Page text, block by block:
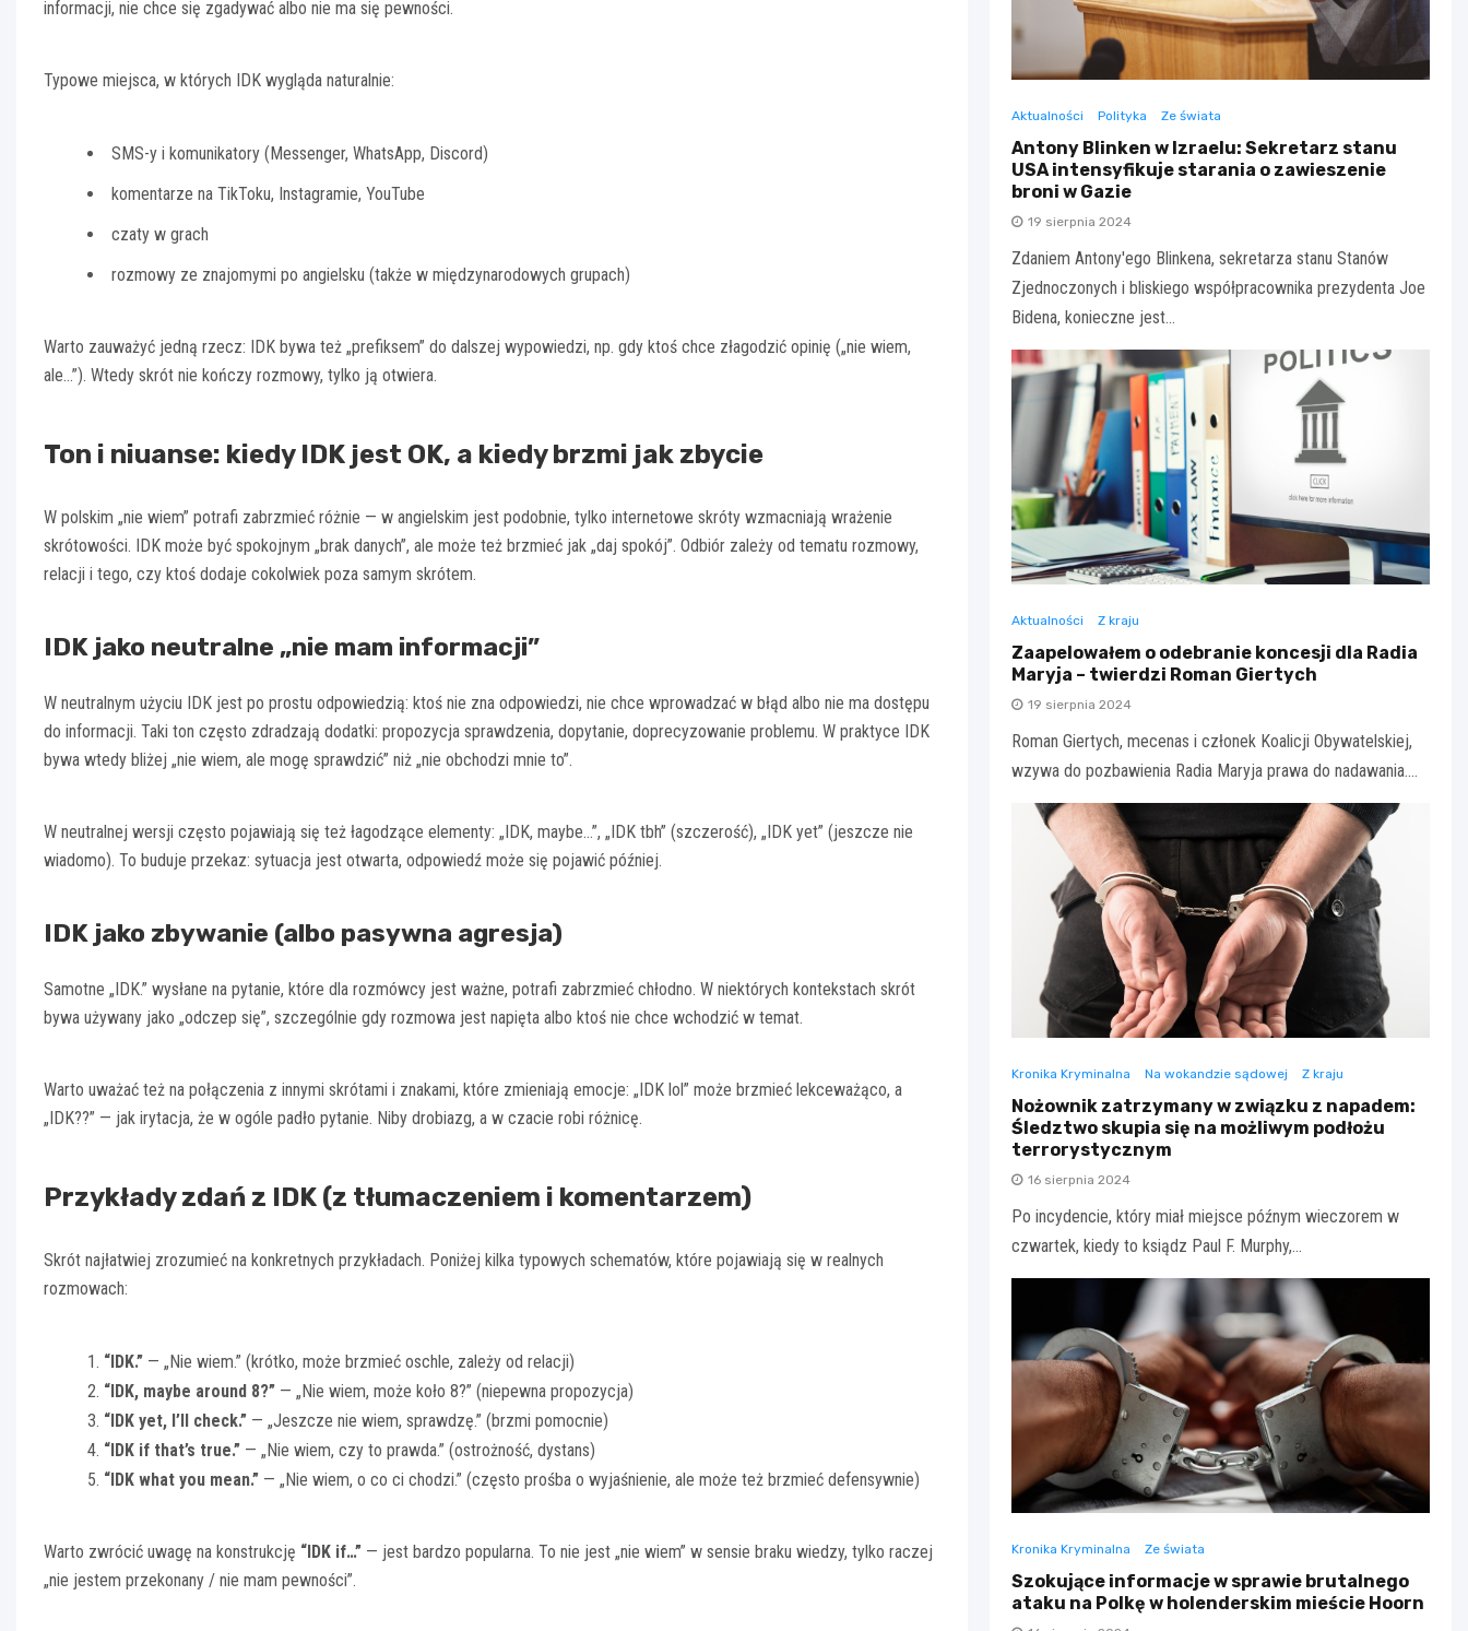
informacji, nie chce się zgadywać albo nie ma się pewności.
Typowe miejsca, w których IDK wygląda naturalnie:
SMS-y i komunikatory (Messenger, WhatsApp, Discord)
komentarze na TikToku, Instagramie, YouTube
czaty w grach
rozmowy ze znajomymi po angielsku (także w międzynarodowych grupach)
Warto zauważyć jedną rzecz: IDK bywa też „prefiksem” do dalszej wypowiedzi, np. gdy ktoś chce złagodzić opinię („nie wiem,
ale…”). Wtedy skrót nie kończy rozmowy, tylko ją otwiera.
Ton i niuanse: kiedy IDK jest OK, a kiedy brzmi jak zbycie
W polskim „nie wiem” potrafi zabrzmieć różnie — w angielskim jest podobnie, tylko internetowe skróty wzmacniają wrażenie
skrótowości. IDK może być spokojnym „brak danych”, ale może też brzmieć jak „daj spokój”. Odbiór zależy od tematu rozmowy,
relacji i tego, czy ktoś dodaje cokolwiek poza samym skrótem.
IDK jako neutralne „nie mam informacji”
W neutralnym użyciu IDK jest po prostu odpowiedzią: ktoś nie zna odpowiedzi, nie chce wprowadzać w błąd albo nie ma dostępu
do informacji. Taki ton często zdradzają dodatki: propozycja sprawdzenia, dopytanie, doprecyzowanie problemu. W praktyce IDK
bywa wtedy bliżej „nie wiem, ale mogę sprawdzić” niż „nie obchodzi mnie to”.
W neutralnej wersji często pojawiają się też łagodzące elementy: „IDK, maybe…”, „IDK tbh” (szczerość), „IDK yet” (jeszcze nie
wiadomo). To buduje przekaz: sytuacja jest otwarta, odpowiedź może się pojawić później.
IDK jako zbywanie (albo pasywna agresja)
Samotne „IDK.” wysłane na pytanie, które dla rozmówcy jest ważne, potrafi zabrzmieć chłodno. W niektórych kontekstach skrót
bywa używany jako „odczep się”, szczególnie gdy rozmowa jest napięta albo ktoś nie chce wchodzić w temat.
Warto uważać też na połączenia z innymi skrótami i znakami, które zmieniają emocje: „IDK lol” może brzmieć lekceważąco, a
„IDK??” — jak irytacja, że w ogóle padło pytanie. Niby drobiazg, a w czacie robi różnicę.
Przykłady zdań z IDK (z tłumaczeniem i komentarzem)
Skrót najłatwiej zrozumieć na konkretnych przykładach. Poniżej kilka typowych schematów, które pojawiają się w realnych
rozmowach:
“IDK.” — „Nie wiem.” (krótko, może brzmieć oschle, zależy od relacji)
“IDK, maybe around 8?” — „Nie wiem, może koło 8?” (niepewna propozycja)
“IDK yet, I’ll check.” — „Jeszcze nie wiem, sprawdzę.” (brzmi pomocnie)
“IDK if that’s true.” — „Nie wiem, czy to prawda.” (ostrożność, dystans)
“IDK what you mean.” — „Nie wiem, o co ci chodzi.” (często prośba o wyjaśnienie, ale może też brzmieć defensywnie)
Warto zwrócić uwagę na konstrukcję “IDK if…” — jest bardzo popularna. To nie jest „nie wiem” w sensie braku wiedzy, tylko raczej
„nie jestem przekonany / nie mam pewności”.
Aktualności Polityka Ze świata
Antony Blinken w Izraelu: Sekretarz stanu
USA intensyfikuje starania o zawieszenie
broni w Gazie
19 sierpnia 2024
Zdaniem Antony'ego Blinkena, sekretarza stanu Stanów
Zjednoczonych i bliskiego współpracownika prezydenta Joe
Bidena, konieczne jest…
Aktualności Z kraju
Zaapelowałem o odebranie koncesji dla Radia
Maryja – twierdzi Roman Giertych
19 sierpnia 2024
Roman Giertych, mecenas i członek Koalicji Obywatelskiej,
wzywa do pozbawienia Radia Maryja prawa do nadawania.…
Kronika Kryminalna Na wokandzie sądowej Z kraju
Nożownik zatrzymany w związku z napadem:
Śledztwo skupia się na możliwym podłożu
terrorystycznym
16 sierpnia 2024
Po incydencie, który miał miejsce późnym wieczorem w
czwartek, kiedy to ksiądz Paul F. Murphy,…
Kronika Kryminalna Ze świata
Szokujące informacje w sprawie brutalnego
ataku na Polkę w holenderskim mieście Hoorn